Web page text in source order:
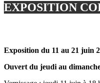
EXPOSITION
Exposition du 11 au 21 juin
Ouvert du jeudi au